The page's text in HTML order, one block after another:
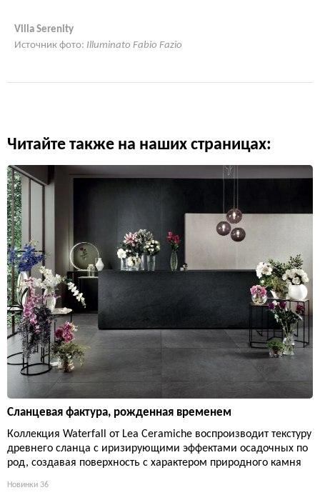
Villa Serenity
Источник фото: Illuminato Fabio Fazio
Читайте также на наших страницах:
Сланцевая фактура, рожденная временем
Коллекция Waterfall от Lea Ceramiche воспроизводит текстуру
древнего сланца с иризирующими эффектами осадочных по
род, создавая поверхность с характером природного камня
Новинки 36